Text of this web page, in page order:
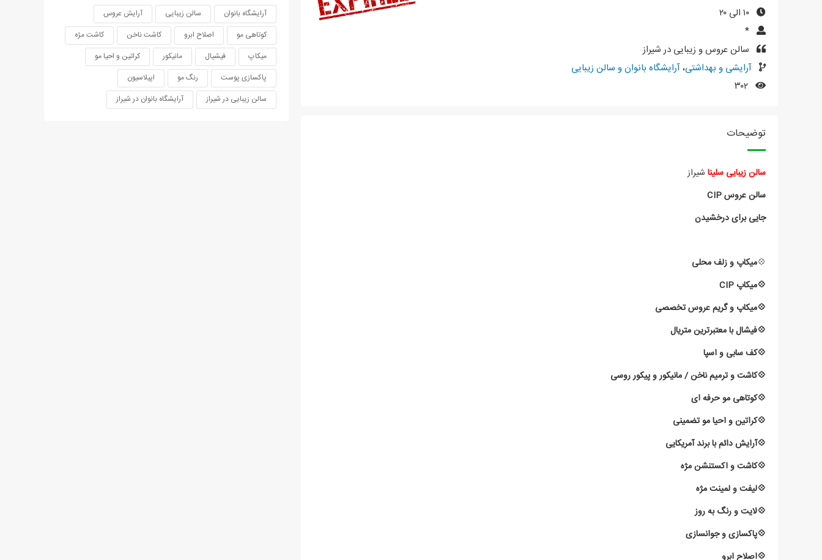
*
سالن عروس و زیبایی در شیراز
آرایشی و بهداشتی،آرایشگاه بانوان و سالن زیبایی
توضیحات
سالن زیبایی سلینا شیراز
سالن عروس CIP
جایی برای درخشیدن
💠میکاپ و زلف محلی
💠میکاپ CIP
💠میکاپ و گریم عروس تخصصی
💠فیشال با معتبرترین متریال
💠کف سابی و اسپا
💠کاشت و ترمیم ناخن / مانیکور و پیکور روسی
💠کوتاهی مو حرفه ای
💠کراتین و احیا مو تضمینی
💠آرایش دائم با برند آمریکایی
💠کاشت و اکستنشن مژه
💠لیفت و لمینت مژه
💠لایت و رنگ به روز
💠پاکسازی و جوانسازی
💠اصلاح ابرو
آرایشگاه بانوان سالن زیبایی
آرایش عروس
کوتاهی مو
اصلاح ابرو کاشت ناخن
کاشت مژه
میکاپ
فیشیال مانیکور
کراتین و احیا مو
پاکسازی پوست
رنگ مو
اپیلاسیون
سالن زیبایی در شیراز
آرایشگاه بانوان در شیراز